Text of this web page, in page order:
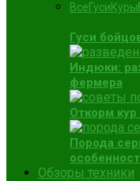
ВсеГусиКуры
Гуси
Индюки:
фермера
Откорм кур
Порода
Обзоры техники